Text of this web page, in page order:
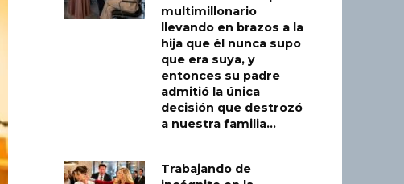
multimillonario
llevando en brazos a la
hija que él nunca supo
que era suya, y
entonces su padre
admitió la única
decisión que destrozó
a nuestra familia…
Trabajando de